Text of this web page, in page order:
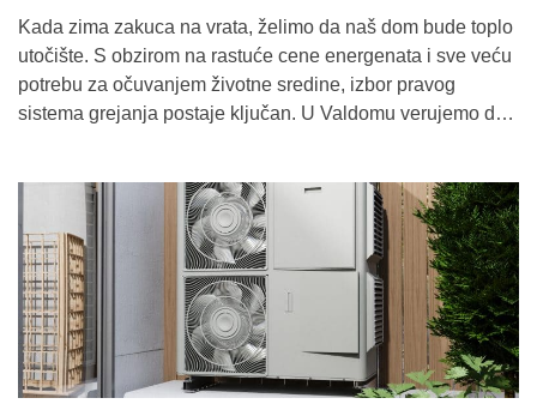
Kada zima zakuca na vrata, želimo da naš dom bude toplo
utočište. S obzirom na rastuće cene energenata i sve veću
potrebu za očuvanjem životne sredine, izbor pravog
sistema grejanja postaje ključan. U Valdomu verujemo da
vaš dom? […]